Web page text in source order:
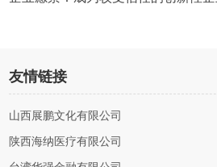
友情链接
山西展鹏文化有限公司
陕西海纳医疗有限公司